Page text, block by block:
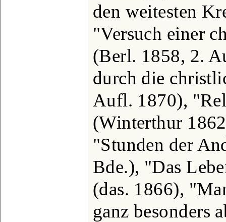
den weitesten
"Versuch einer
(Berl. 1858, 2.
durch die
Aufl. 1870),
(Winterthur
"Stunden der
Bde.), "Das
(das. 1866),
ganz besonders